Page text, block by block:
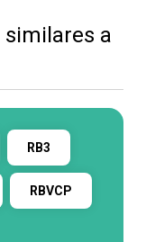
similares a
RB3
RBVCP